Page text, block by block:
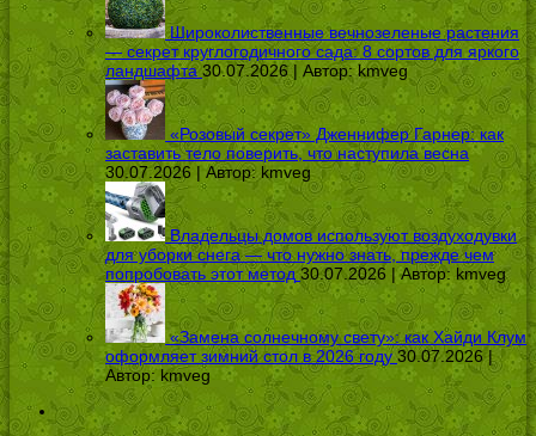
Широколиственные вечнозеленые растения
— секрет круглогодичного сада: 8 сортов для яркого
ландшафта 30.07.2026 | Автор:kmveg
«Розовый секрет» Дженнифер Гарнер: как
заставить тело поверить, что наступила весна
30.07.2026 | Автор: kmveg
Владельцы домов используют воздуходувки
для уборки снега — что нужно знать, прежде чем
попробовать этот метод 30.07.2026 | Автор: kmveg
«Замена солнечному свету»: как Хайди Клум
оформляет зимний стол в 2026 году 30.07.2026 |
Автор: kmveg